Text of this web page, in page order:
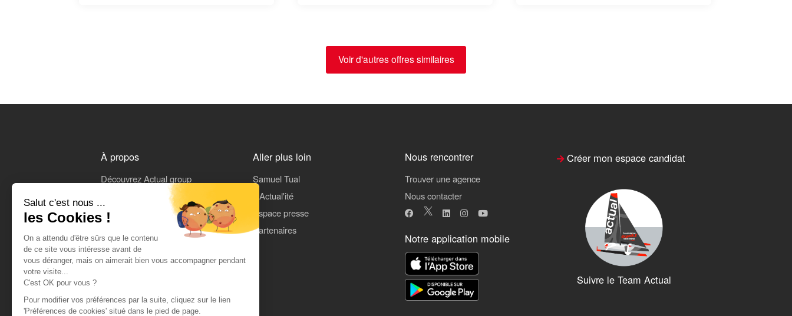
Salut c'est nous ...
les Cookies !
On a attendu d'être sûrs que le contenu
de ce site vous intéresse avant de
vous déranger, mais on aimerait bien vous accompagner pendant
votre visite...
C'est OK pour vous ?
Pour modifier vos préférences par la suite, cliquez sur le lien
'Préférences de cookies' situé dans le pied de page.
Voir d'autres offres similaires
À propos
Découvrez Actual group
On parle de nous
CGU
Données personnelles
Aller plus loin
Samuel Tual
L'Actual'ité
Espace presse
Partenaires
Nous rencontrer
Trouver une agence
Nous contacter
Notre application mobile
Créer mon espace candidat
Suivre le Team Actual